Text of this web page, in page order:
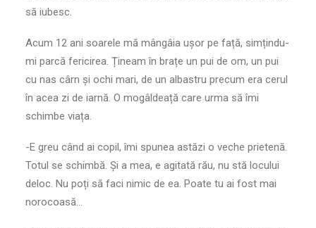
să iubesc.
Acum 12 ani soarele mă mângâia ușor pe față, simțindu-
mi parcă fericirea. Țineam în brațe un pui de om, un pui
cu nas cârn și ochi mari, de un albastru precum era cerul
în acea zi de iarnă. O mogâldeață care urma să îmi
schimbe viața.
-E greu când ai copil, îmi spunea astăzi o veche prietenă.
Totul se schimbă. Și a mea, e agitată rău, nu stă locului
deloc. Nu poți să faci nimic de ea. Poate tu ai fost mai
norocoasă…